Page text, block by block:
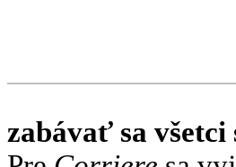
zabávať sa